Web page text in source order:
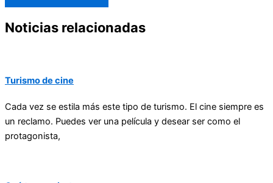
Noticias relacionadas
Turismo de cine
Cada vez se estila más este tipo de turismo. El cine siempre es
un reclamo. Puedes ver una película y desear ser como el
protagonista,